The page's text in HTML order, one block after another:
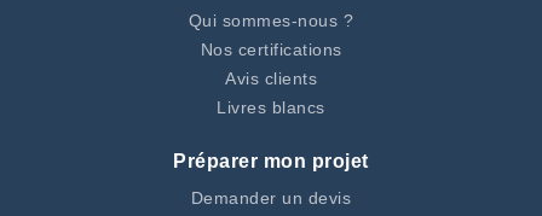
Qui sommes-nous ?
Nos certifications
Avis clients
Livres blancs
Préparer mon projet
Demander un devis